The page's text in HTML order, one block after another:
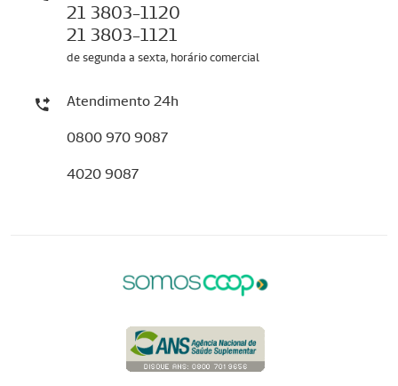
21 3803-1120
21 3803-1121
de segunda a sexta, horário comercial
Atendimento 24h
0800 970 9087
4020 9087